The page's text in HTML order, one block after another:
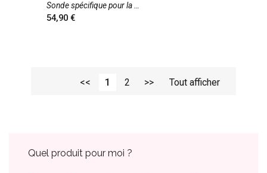
Sonde spécifique pour la
54,90
Tout afficher
<< 1 2 >>
Quel produit pour moi ?